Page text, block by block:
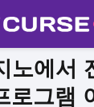
노에서
로그램